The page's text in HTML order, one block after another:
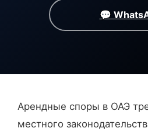
💬
Арендные споры в ОАЭ
местного